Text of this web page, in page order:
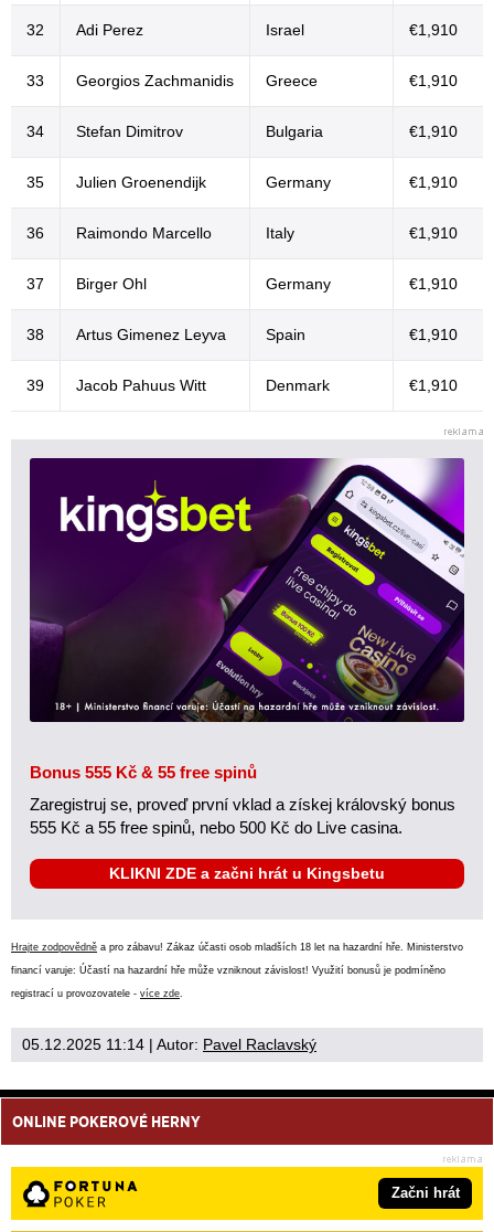
32 Adi Perez Israel €1,910
33 Georgios Zachmanidis Greece €1,910
34 Stefan Dimitrov Bulgaria €1,910
35 Julien Groenendijk Germany €1,910
36 Raimondo Marcello Italy €1,910
37 Birger Ohl Germany €1,910
38 Artus Gimenez Leyva Spain €1,910
39 Jacob Pahuus Witt Denmark €1,910
Bonus 555 Kč & 55 free spinů
Zaregistruj se, proveď první vklad a získej královský bonus
555 Kč a 55 free spinů, nebo 500 Kč do Live casina.
KLIKNI ZDE a začni hrát u Kingsbetu
Hrajte zodpovědně a pro zábavu! Zákaz účasti osob mladších 18 let na hazardní hře. Ministerstvo
financí varuje: Účastí na hazardní hře může vzniknout závislost! Využití bonusů je podmíněno
registrací u provozovatele - více zde
05.12.2025 11:14 | Autor: Pavel Raclavský
ONLINE POKEROVÉ HERNY
Začni hrát